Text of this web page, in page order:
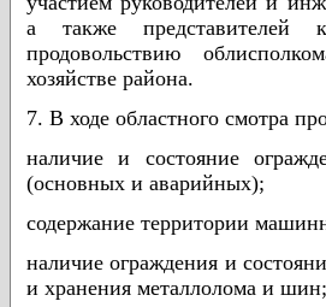
а также представителей
продовольствию
хозяйстве района.
7. В ходе областного смотра
наличие и состояние
(основных и аварийных);
содержание территории
наличие ограждения и
и хранения металлолома и шин;